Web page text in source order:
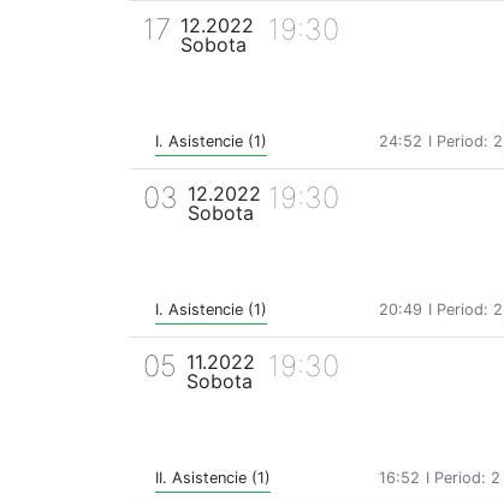
17 12.2022
Sobota
19:30
I. Asistencie (1) 24:52 I Period: 2
03 12.2022
Sobota
19:30
I. Asistencie (1) 20:49 I Period: 2
05 11.2022
Sobota
19:30
II. Asistencie (1) 16:52 I Period: 2